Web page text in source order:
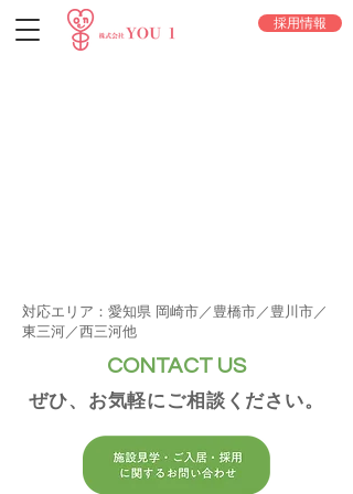
採用情報
対応エリア：愛知県 岡崎市／豊橋市／豊川市／
東三河／西三河他
CONTACT US
ぜひ、お気軽にご相談ください。